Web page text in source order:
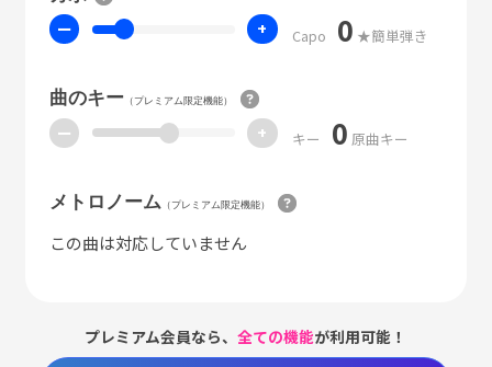
ー + Capo 0 ★簡単弾き
曲のキー（プレミアム限定機能）
ー + キー 0 原曲キー
メトロノーム （プレミアム限定機能）
この曲は対応していません
プレミアム会員なら、全ての機能が利用可能！